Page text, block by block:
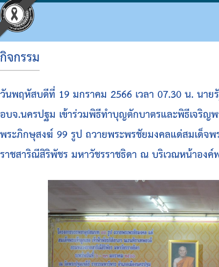
ข้อมูลพื้นฐาน
วิสัยทัศน์
อำนาจหน้าที่
โครงสร้างผู้บริหาร
โครงสร้างฝ่ายการเมือง
โครงสร้างส่วนราชการ
โครงสร้างการบริหารงาน
แผนพัฒนาท้องถิ่น
แผนดำเนินงาน
ผลการดำเนินงาน
รายงานติดตามผลการดำเนินการประจำปี
เงินสะสม
ความก้าวหน้าในการดำเนินงานตามแผนการด
รายงานความก้าวหน้าการจัดซื้อจัดจ้างหรือกา
สรุปผลการจัดซื้อจัดจ้างหรือการจัดหาพัสดุราย
รายงานผลการจัดซื้อจัดจ้างหรือการจัดหาพัสดุ
แผนการบริหารและพัฒนาบุคคล
รายงานผลการบริหารและพัฒนาทรัพยากรบุค
หลักเกณฑ์การบริหารทรัพยากรบุคคล
ข่าวประชาสัมพันธ์
ประชาสัมพันธ์สภา
มติที่ประชุมสภา
ประกาศจัดซื้อจัดจ้าง
สรุปผลการจัดซื้อจัดจ้าง
หนังสือราชการ
ข่าวประชาสัมพันธ์เพื่อเสริมสร้างคุณธรรมและ
แนวทางปฏิบัติเรื่องร้องเรียน
ประกาศเจตนารมณ์ นโยบาย No Gift Policy
แผนปฏิบัติการป้องกันการทุจริต
รายงานผลการดำเนินการเพื่อส่งเสริมคุณธรร
รายงานผลการดำเนินการป้องกันการทุจริต
กิจกรรม
วันพฤหัสบดีที่ 19 มกราคม 2566 เวลา 07.30 น. นา
อบจ.นครปฐม เข้าร่วมพิธีทำบุญตักบาตรและพิธีเจริ
พระภิกษุสงฆ์ 99 รูป ถวายพระพรชัยมงคลแด่สมเด็จพ
ราชสาริณีสิริพัชร มหาวัชรราชธิดา ณ บริเวณหน้าองค์